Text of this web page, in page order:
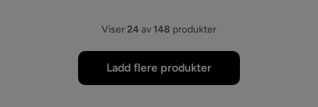
Viser24av148 produkter
Ladd flere produkter